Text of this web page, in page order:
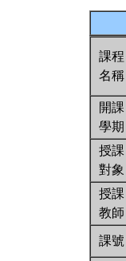
課程
名稱
開課
學期
授課
對象
授課
教師
課號